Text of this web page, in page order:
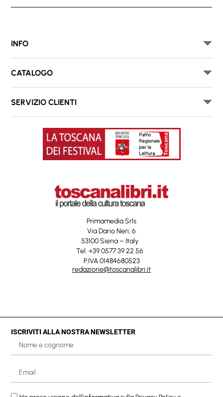
INFO
CATALOGO
SERVIZIO CLIENTI
Primamedia Srls
Via Dario Neri, 6
53100 Siena – Italy
Tel. +39 0577 39 22 56
P.IVA 01484680523
redazione@toscanalibri.it
ISCRIVITI ALLA NOSTRA NEWSLETTER